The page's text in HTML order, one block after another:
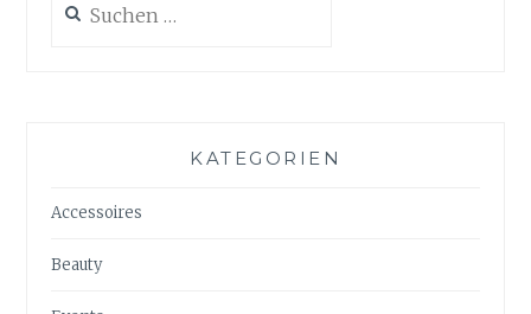
nach:
KATEGORIEN
Accessoires
Beauty